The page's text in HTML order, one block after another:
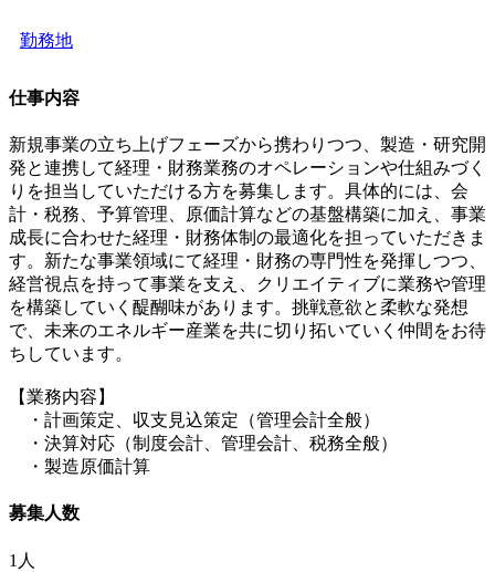
勤務地
仕事内容
新規事業の立ち上げフェーズから携わりつつ、製造・研究開
発と連携して経理・財務業務のオペレーションや仕組みづく
りを担当していただける方を募集します。具体的には、会
計・税務、予算管理、原価計算などの基盤構築に加え、事業
成長に合わせた経理・財務体制の最適化を担っていただきま
す。新たな事業領域にて経理・財務の専門性を発揮しつつ、
経営視点を持って事業を支え、クリエイティブに業務や管理
を構築していく醍醐味があります。挑戦意欲と柔軟な発想
で、未来のエネルギー産業を共に切り拓いていく仲間をお待
ちしています。
【業務内容】
・計画策定、収支見込策定（管理会計全般）
・決算対応（制度会計、管理会計、税務全般）
・製造原価計算
募集人数
1人